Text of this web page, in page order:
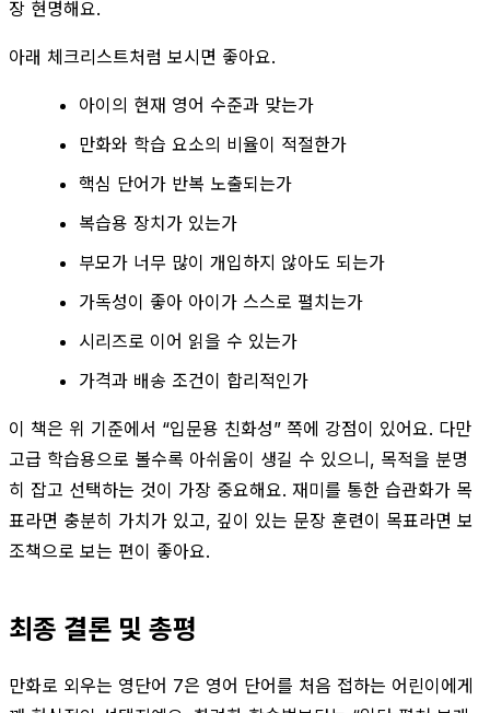
장 현명해요.
아래 체크리스트처럼 보시면 좋아요.
아이의 현재 영어 수준과 맞는가
만화와 학습 요소의 비율이 적절한가
핵심 단어가 반복 노출되는가
복습용 장치가 있는가
부모가 너무 많이 개입하지 않아도 되는가
가독성이 좋아 아이가 스스로 펼치는가
시리즈로 이어 읽을 수 있는가
가격과 배송 조건이 합리적인가
이 책은 위 기준에서 “입문용 친화성” 쪽에 강점이 있어요. 다만
고급 학습용으로 볼수록 아쉬움이 생길 수 있으니, 목적을 분명
히 잡고 선택하는 것이 가장 중요해요. 재미를 통한 습관화가 목
표라면 충분히 가치가 있고, 깊이 있는 문장 훈련이 목표라면 보
조책으로 보는 편이 좋아요.
최종 결론 및 총평
만화로 외우는 영단어 7은 영어 단어를 처음 접하는 어린이에게